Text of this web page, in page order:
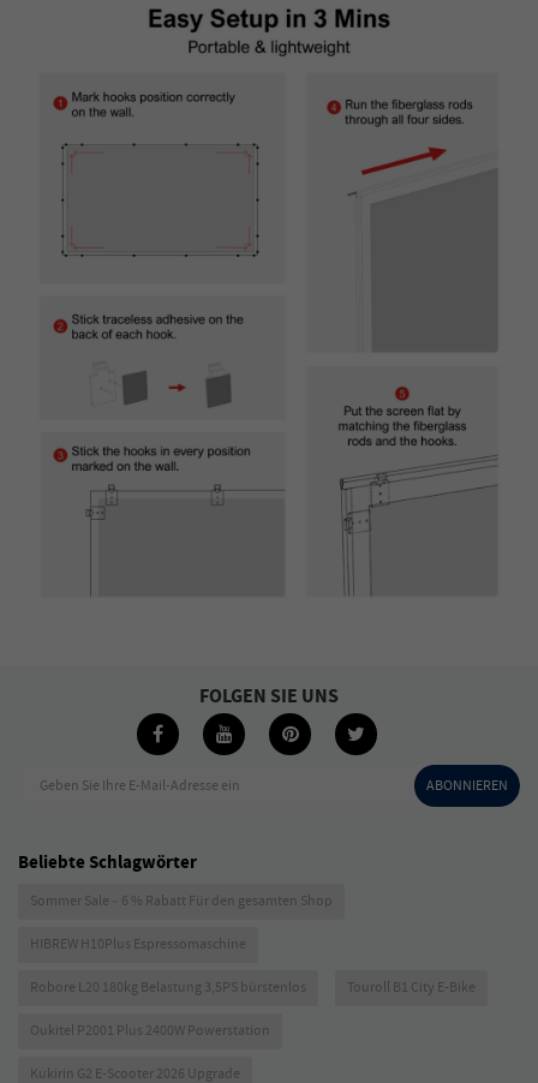
Geben Sie Ihre E-Mail-Adresse ein ABONNIEREN
FOLGEN SIE UNS
Beliebte Schlagwörter
Sommer Sale – 6 % Rabatt Für den gesamten Shop
HIBREW H10Plus Espressomaschine
Robore L20 180kg Belastung 3,5PS bürstenlos Touroll B1 City E-Bike
Oukitel P2001 Plus 2400W Powerstation
Kukirin G2 E-Scooter 2026 Upgrade